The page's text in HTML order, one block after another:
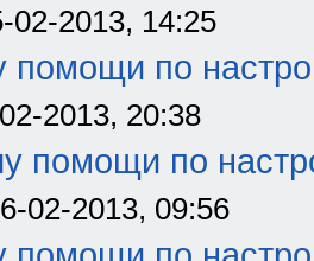
02-2013, 14:25
помощи по
2013, 20:38
помощи по
02-2013, 09:56